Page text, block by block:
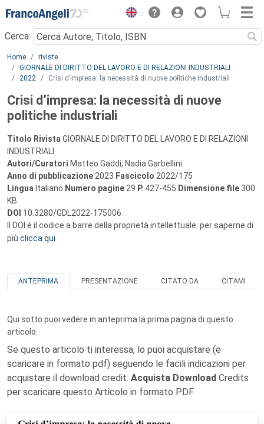
Menu
Cerca:
Main content
Home
riviste
GIORNALE DI DIRITTO DEL LAVORO E DI RELAZIONI INDUSTRIALI
2022
Crisi d’impresa: la necessità di nuove politiche industriali
Crisi d’impresa: la necessità di nuove
politiche industriali
Titolo Rivista GIORNALE DI DIRITTO DEL LAVORO E DI RELAZIONI
INDUSTRIALI
Autori/Curatori Matteo Gaddi, Nadia Garbellini
Anno di pubblicazione 2023 Fascicolo 2022/175
Lingua Italiano Numero pagine 29 P. 427-455 Dimensione file 300
KB
DOI 10.3280/GDL2022-175006
Il DOI è il codice a barre della proprietà intellettuale: per saperne di
più clicca qui
ANTEPRIMA PRESENTAZIONE CITATO DA CITAMI
Qui sotto puoi vedere in anteprima la prima pagina di questo
articolo.
Se questo articolo ti interessa, lo puoi acquistare (e
scaricare in formato pdf) seguendo le facili indicazioni per
acquistare il download credit. Acquista Download Credits
per scaricare questo Articolo in formato PDF